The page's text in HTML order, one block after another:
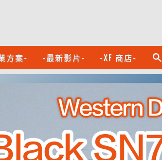
方案- -最新影片- -XF 商店- search